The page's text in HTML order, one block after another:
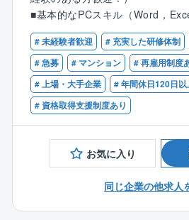
株式会社日本ネットワークサービ
所、プライムに上場するシップヘ
ングスのグループ企業です。
んでいただきます。
【具体的には】
■管理組合会計（出納関係）書類
月次/年次決算の取りまとめや収支
作ります。
毎月の管理費なの入金確認など/※
（書類作成は決められたフォーマ
りますので、未経験者もご安心
■共用部やエレベータなど点検報
■基本的なPCスキル（Word，
■普通自動車免許
【歓迎】
■フロント営業経験
■管理業務主任者
■営業／販売／サービス関連職な
方
■宅地建物取引士
■マンション管理士
イプではなく、お客様と長く良好
# 未経験者歓迎 # 充実した研修体制
# 急募
# マンション
# 再雇用制度
# 上場・大手企業
# 年間休日120日以
# 資格取得支援制度あり
お気に入り
同じ企業の他求人